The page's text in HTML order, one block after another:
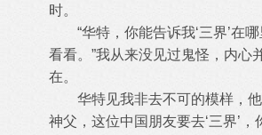
时。
“华特，你能告诉我‘三界’在哪
看看。”我从来没见过鬼怪，内心
在。
华特见我非去不可的模样，他
神父，这位中国朋友要去‘三界’，